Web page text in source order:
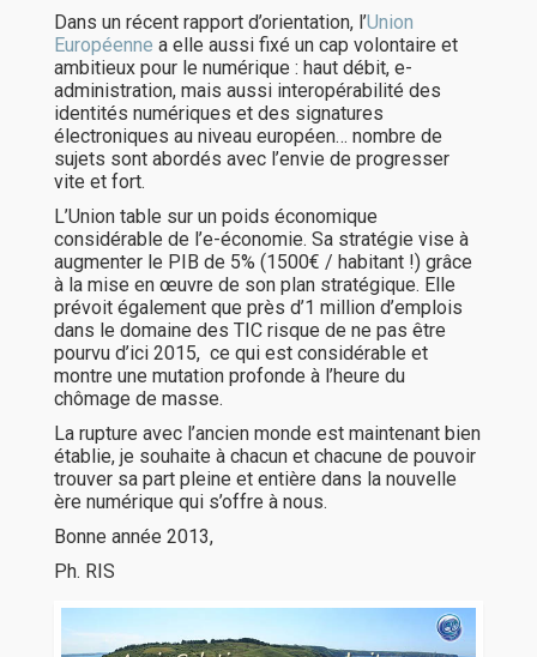
Dans un récent rapport d’orientation, l’Union
Européenne a elle aussi fixé un cap volontaire et
ambitieux pour le numérique : haut débit, e-
administration, mais aussi interopérabilité des
identités numériques et des signatures
électroniques au niveau européen… nombre de
sujets sont abordés avec l’envie de progresser
vite et fort.
L’Union table sur un poids économique
considérable de l’e-économie. Sa stratégie vise à
augmenter le PIB de 5% (1500€ / habitant !) grâce
à la mise en œuvre de son plan stratégique. Elle
prévoit également que près d’1 million d’emplois
dans le domaine des TIC risque de ne pas être
pourvu d’ici 2015, ce qui est considérable et
montre une mutation profonde à l’heure du
chômage de masse.
La rupture avec l’ancien monde est maintenant bien
établie, je souhaite à chacun et chacune de pouvoir
trouver sa part pleine et entière dans la nouvelle
ère numérique qui s’offre à nous.
Bonne année 2013,
Ph. RIS